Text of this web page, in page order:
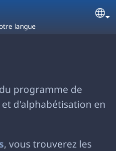
langue
programme de
d'alphabétisation en
, vous trouverez les